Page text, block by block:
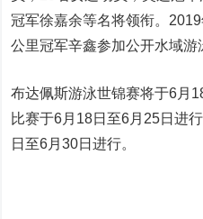
冠军徐嘉余等名将领衔。
公里冠军辛鑫参加公开水域游
布达佩斯游泳世锦赛将于6月
比赛于6月18日至6月25日进
日至6月30日进行。